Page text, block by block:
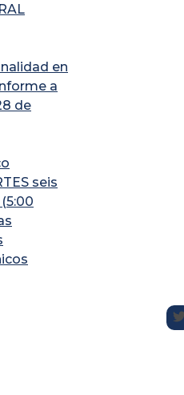
en
a
de
seis